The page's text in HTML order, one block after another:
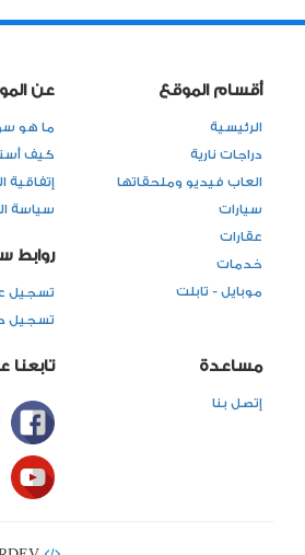
أقسام الموقع
الرئيسية
دراجات نارية
العاب فيديو وملحقاتها
سيارات
عقارات
خدمات
موبايل - تابلت
عن الموقع
ما هو سوق
كيف أستخدم
إتفاقية
سياسة
روابط
تسجيل
تسجيل دخول
مساعدة
إتصل بنا
تابعنا على